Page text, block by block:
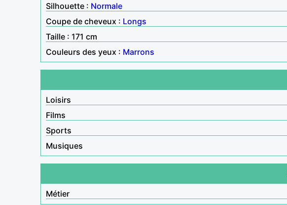
Silhouette : Normale
Coupe de cheveux : Longs
Taille : 171 cm
Couleurs des yeux : Marrons
Loisirs
Films
Sports
Musiques
Métier